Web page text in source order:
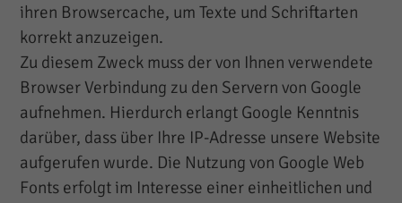
ihren Browsercache, um Texte und Schriftarten
korrekt anzuzeigen.
Zu diesem Zweck muss der von Ihnen verwendete
Browser Verbindung zu den Servern von Google
aufnehmen. Hierdurch erlangt Google Kenntnis
darüber, dass über Ihre IP-Adresse unsere Website
aufgerufen wurde. Die Nutzung von Google Web
Fonts erfolgt im Interesse einer einheitlichen und